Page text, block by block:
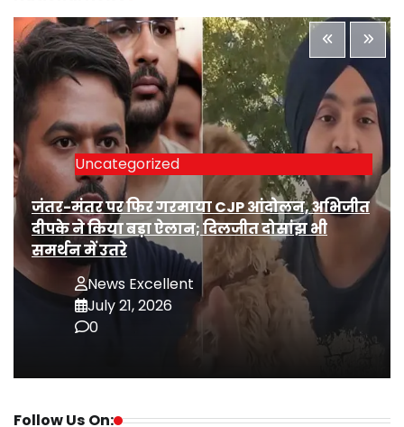
Uncategorized
जंतर-मंतर पर फिर गरमाया CJP आंदोलन, अभिजीत
दीपके ने किया बड़ा ऐलान; दिलजीत दोसांझ भी
समर्थन में उतरे
News Excellent
July 21, 2026
0
Follow Us On: